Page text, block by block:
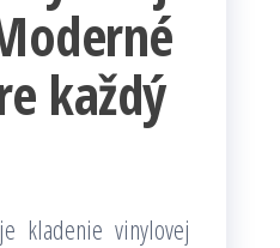
každý
kladenie vinylovej